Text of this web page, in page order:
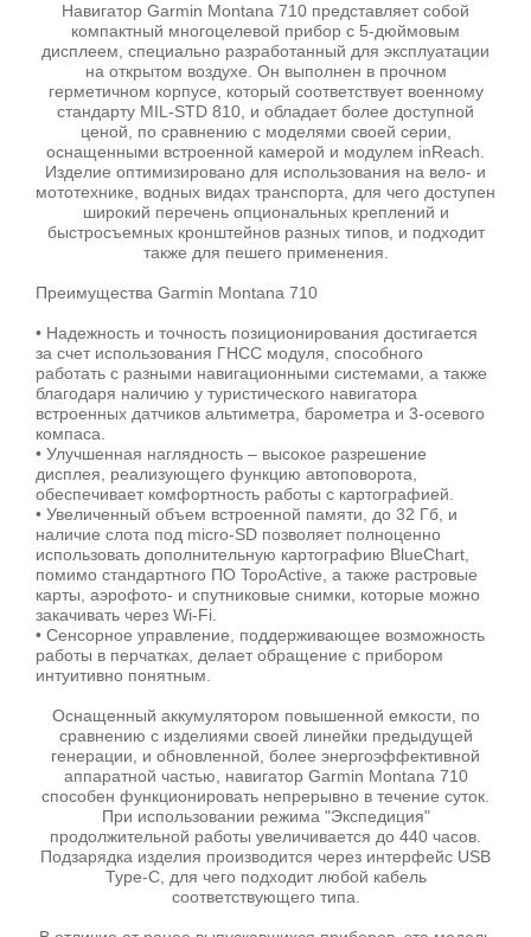
Навигатор Garmin Montana 710 представляет собой
компактный многоцелевой прибор с 5-дюймовым
дисплеем, специально разработанный для эксплуатации
на открытом воздухе. Он выполнен в прочном
герметичном корпусе, который соответствует военному
стандарту MIL-STD 810, и обладает более доступной
ценой, по сравнению с моделями своей серии,
оснащенными встроенной камерой и модулем inReach.
Изделие оптимизировано для использования на вело- и
мототехнике, водных видах транспорта, для чего доступен
широкий перечень опциональных креплений и
быстросъемных кронштейнов разных типов, и подходит
также для пешего применения.
Преимущества Garmin Montana 710
• Надежность и точность позиционирования достигается
за счет использования ГНСС модуля, способного
работать с разными навигационными системами, а также
благодаря наличию у туристического навигатора
встроенных датчиков альтиметра, барометра и 3-осевого
компаса.
• Улучшенная наглядность – высокое разрешение
дисплея, реализующего функцию автоповорота,
обеспечивает комфортность работы с картографией.
• Увеличенный объем встроенной памяти, до 32 Гб, и
наличие слота под micro-SD позволяет полноценно
использовать дополнительную картографию BlueChart,
помимо стандартного ПО TopoActive, а также растровые
карты, аэрофото- и спутниковые снимки, которые можно
закачивать через Wi-Fi.
• Сенсорное управление, поддерживающее возможность
работы в перчатках, делает обращение с прибором
интуитивно понятным.
Оснащенный аккумулятором повышенной емкости, по
сравнению с изделиями своей линейки предыдущей
генерации, и обновленной, более энергоэффективной
аппаратной частью, навигатор Garmin Montana 710
способен функционировать непрерывно в течение суток.
При использовании режима "Экспедиция"
продолжительной работы увеличивается до 440 часов.
Подзарядка изделия производится через интерфейс USB
Type-C, для чего подходит любой кабель
соответствующего типа.